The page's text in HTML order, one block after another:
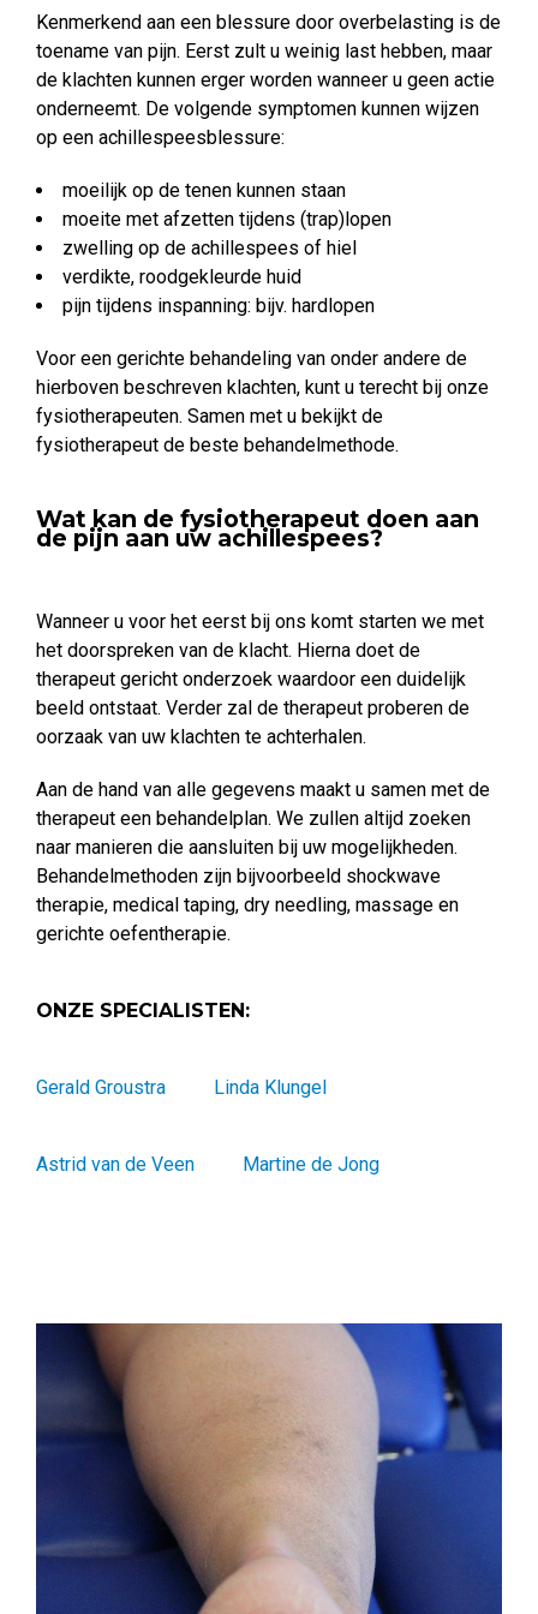
Kenmerkend aan een blessure door overbelasting is de
toename van pijn. Eerst zult u weinig last hebben, maar
de klachten kunnen erger worden wanneer u geen actie
onderneemt. De volgende symptomen kunnen wijzen
op een achillespeesblessure:
moeilijk op de tenen kunnen staan
moeite met afzetten tijdens (trap)lopen
zwelling op de achillespees of hiel
verdikte, roodgekleurde huid
pijn tijdens inspanning: bijv. hardlopen
Voor een gerichte behandeling van onder andere de
hierboven beschreven klachten, kunt u terecht bij onze
fysiotherapeuten. Samen met u bekijkt de
fysiotherapeut de beste behandelmethode.
Wat kan de fysiotherapeut doen aan
de pijn aan uw achillespees?
Wanneer u voor het eerst bij ons komt starten we met
het doorspreken van de klacht. Hierna doet de
therapeut gericht onderzoek waardoor een duidelijk
beeld ontstaat. Verder zal de therapeut proberen de
oorzaak van uw klachten te achterhalen.
Aan de hand van alle gegevens maakt u samen met de
therapeut een behandelplan. We zullen altijd zoeken
naar manieren die aansluiten bij uw mogelijkheden.
Behandelmethoden zijn bijvoorbeeld shockwave
therapie, medical taping, dry needling, massage en
gerichte oefentherapie.
ONZE SPECIALISTEN:
Gerald Groustra Linda Klungel
Astrid van de Veen Martine de Jong